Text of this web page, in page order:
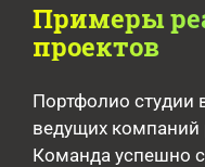
Примеры
проектов
Портфолио студии
ведущих компаний
Команда успешно